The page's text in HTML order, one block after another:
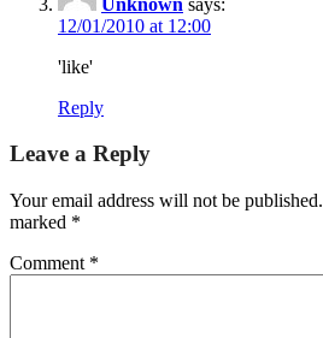
12/01/2010 at 12:00
'like'
Reply
Leave a Reply
Your email address will not be published.
marked *
Comment *